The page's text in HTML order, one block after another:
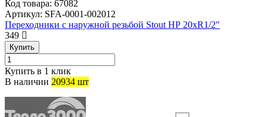
Код товара: 67082
Артикул: SFA-0001-002012
Переходники с наружной резьбой Stout НР 20хR1/2″
349
Купить
Купить в 1 клик
В наличии 20934 шт